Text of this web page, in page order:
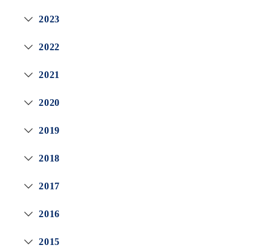
2023
2022
2021
2020
2019
2018
2017
2016
2015